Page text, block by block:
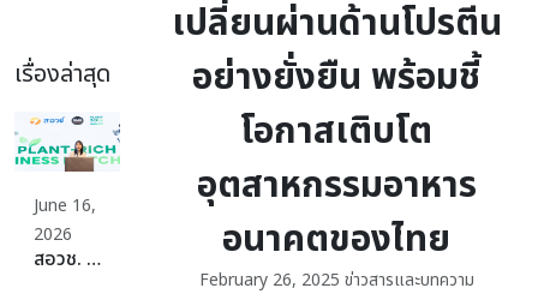
เรื่องล่าสุด
June 16,
2026
สอวช. ปักหมุดเปลี่ยนผ่านระบบอาหารประเทศสู่ Plant-Rich Diets เดินหน้าจัดเต็มดึงผู้ผลิต ผู้บริโภค พร้อมสร้างระบบนิเวศที่แข็งแกร่ง ดันไทยก้าวสู่ระบบอาหารที่ดีต่อสุขภาพ สิ่งแวดล้อม สร้างมูลค่าเศรษฐกิจและแข่งขันได้ในเวทีโลกอย่างยั่งยืน
เปลี่ยนผ่านด้านโปรตีน
อย่างยั่งยืน พร้อมชี้
โอกาสเติบโต
อุตสาหกรรมอาหาร
อนาคตของไทย
February 26, 2025 ข่าวสารและบทความ